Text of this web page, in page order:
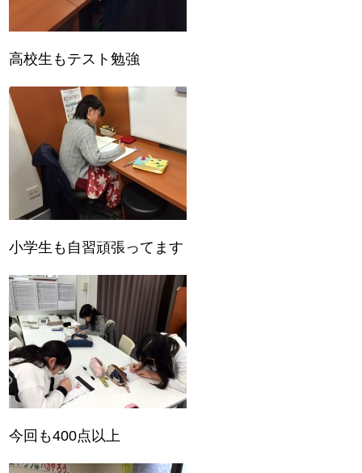
高校生もテスト勉強
小学生も自習頑張ってます
今回も400点以上